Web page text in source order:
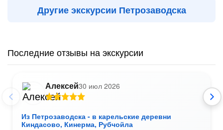
Другие экскурсии Петрозаводска
Последние отзывы на экскурсии
Алексей30 июл 2026
Из Петрозаводска - в карельские деревни
Киндасово, Кинерма, Рубчойла